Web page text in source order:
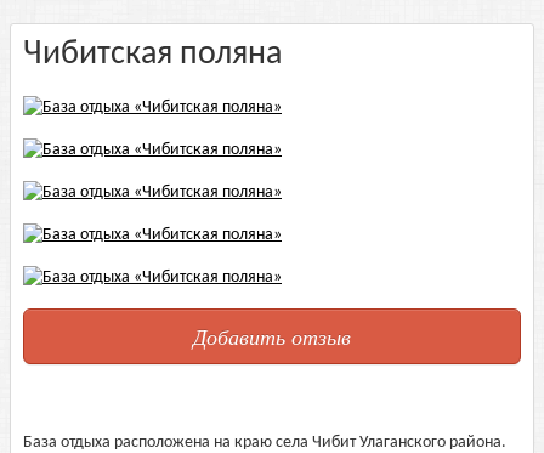
Чибитская поляна
Добавить отзыв
База отдыха расположена на краю села Чибит Улаганского района.